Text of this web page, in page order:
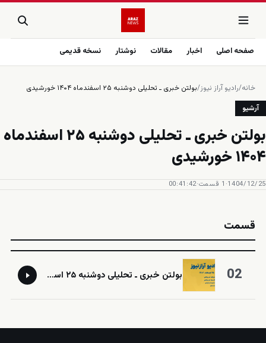
صفحه اصلی اخبار مقالات نوشتار نسخه قدیمی
خانه/رادیو آراز نیوز/
آرشیو
‎⁨بولتن خبری ـ تحلیلی دوشنبه ۲۵ اسفند‌ماه
۱۴۰۴ خورشیدی⁩
1404/12/25
· 1 قسمت ·
00:41:42
قسمت
02 ‎⁨بولتن خبری ـ تحلیلی دوشنبه ۲۵ اسفند‌ماه ۱۴۰۴ خورشیدی⁩